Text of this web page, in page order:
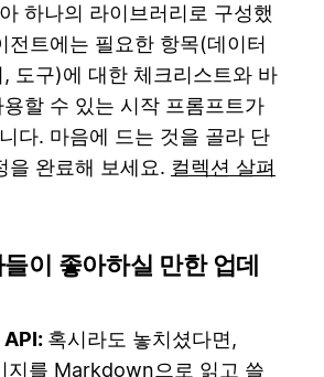
하나의 라이브러리로 구성했
전트에는 필요한 항목(데이터
도구)에 대한 체크리스트와 바
할 수 있는 시작 프롬프트가
다. 마음에 드는 것을 골라 단
을 완료해 보세요. 컬렉션 살펴
이 좋아하실 만한 업데
혹시라도 놓치셨다면,
지를 Markdown으로 읽고 쓸